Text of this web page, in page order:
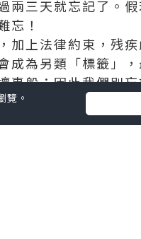
兩三天就忘記了。
忘！
加上法律約束，残
成為另類「標籤」
事般；因此我們別
覽。